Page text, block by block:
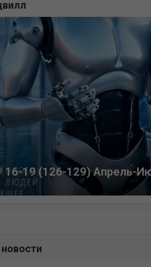
16-19 (126-129) Апрель-